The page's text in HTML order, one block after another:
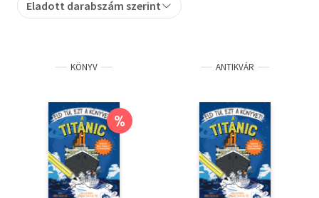
Szakkönyv
Tankönyv, segédkönyv
Társadalomtudomány
Természettudomány
Történelem
Eladott darabszám szerint
KÖNYV
%
ANTIKVÁR